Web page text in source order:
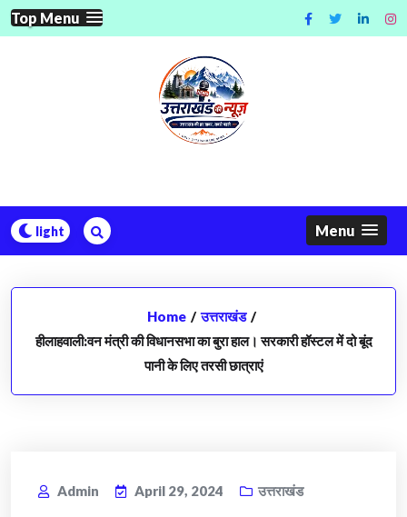
Skip
to
Top Menu
Menu
Home / उत्तराखंड /
हीलाहवाली:वन मंत्री की विधानसभा का बुरा हाल। सरकारी हॉस्टल में दो बूंद
पानी के लिए तरसी छात्राएं
Admin April 29, 2024 उत्तराखंड